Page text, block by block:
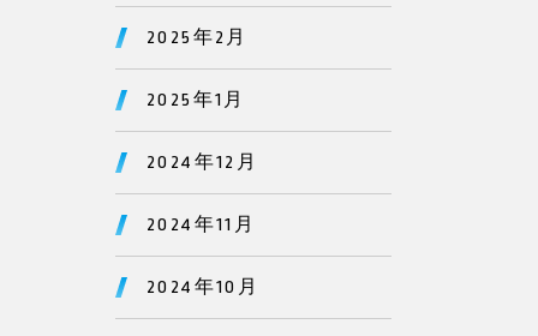
2025年2月
2025年1月
2024年12月
2024年11月
2024年10月